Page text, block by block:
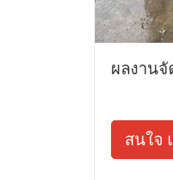
ผลงาน
สนใจ